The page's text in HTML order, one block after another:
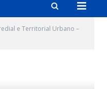
e Territorial Urbano –